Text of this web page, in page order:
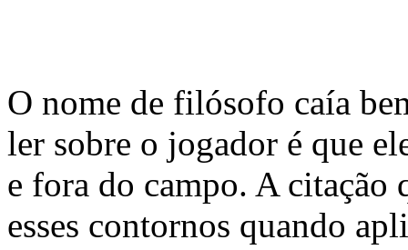
O nome de filósofo caía
ler sobre o jogador é que
e fora do campo. A citação
esses contornos quando